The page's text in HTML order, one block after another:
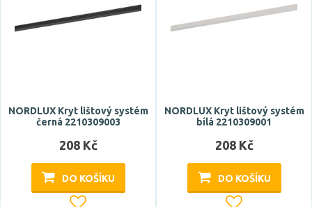
NORDLUX Kryt lištový systém
černá 2210309003
208 Kč
DO KOŠÍKU
NORDLUX Kryt lištový systém
bílá 2210309001
208 Kč
DO KOŠÍKU